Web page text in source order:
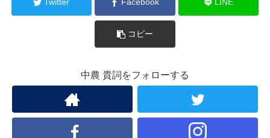
コピー
中農 貴詞をフォローする